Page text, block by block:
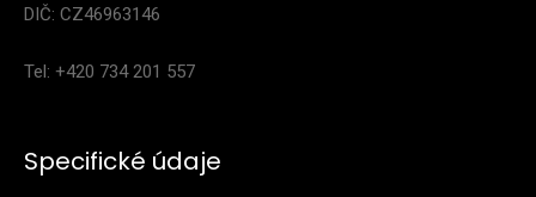
DIČ: CZ46963146
Tel: +420 734 201 557
Specifické údaje